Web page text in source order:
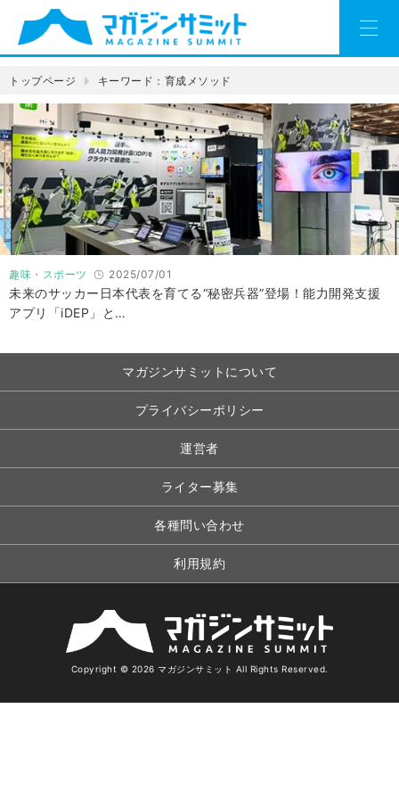
トップページ キーワード：育成メソッド
趣味・スポーツ 2025/07/01
未来のサッカー日本代表を育てる“秘密兵器”登場！能力開発支援
アプリ「iDEP」と…
マガジンサミットについて
プライバシーポリシー
運営者
ライター募集
各種問い合わせ
利用規約
Copyright © 2026 マガジンサミット All Rights Reserved.